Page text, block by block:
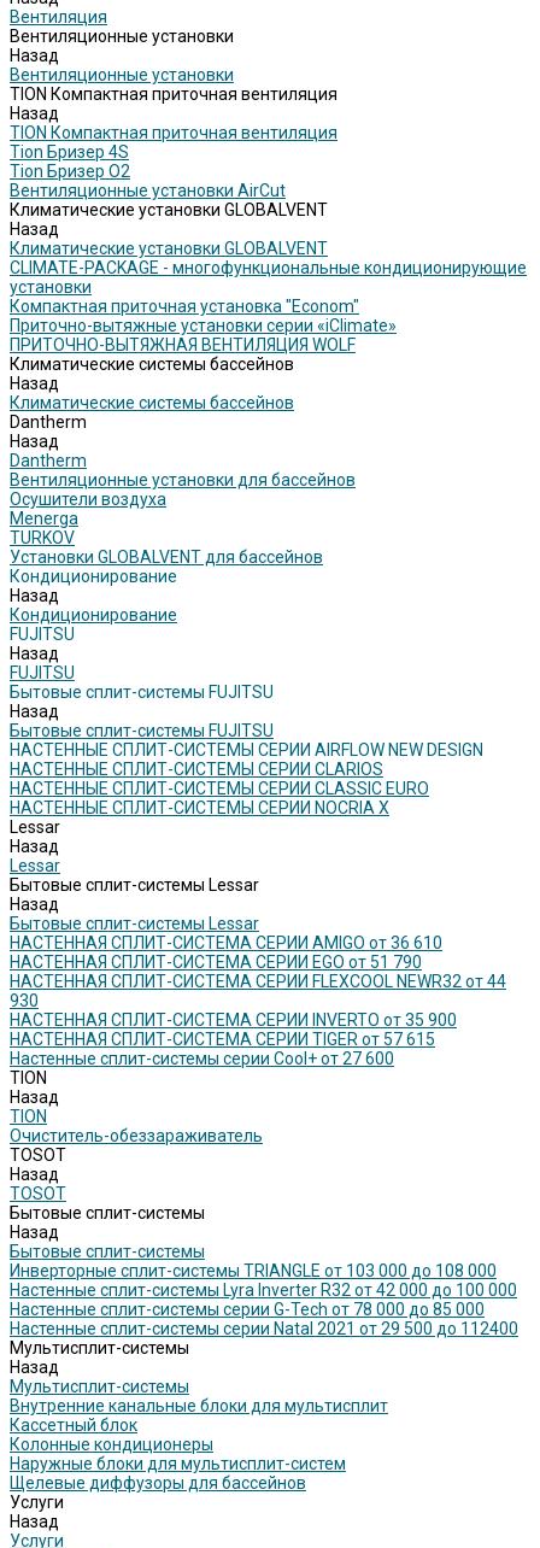
Вентиляция
Вентиляционные установки
Назад
Вентиляционные установки
TION Компактная приточная вентиляция
Назад
TION Компактная приточная вентиляция
Tion Бризер 4S
Tion Бризер O2
Вентиляционные установки AirCut
Климатические установки GLOBALVENT
Назад
Климатические установки GLOBALVENT
CLIMATE-PACKAGE - многофункциональные кондиционирующие
установки
Компактная приточная установка "Econom"
Приточно-вытяжные установки серии «iClimate»
ПРИТОЧНО-ВЫТЯЖНАЯ ВЕНТИЛЯЦИЯ WOLF
Климатические системы бассейнов
Назад
Климатические системы бассейнов
Dantherm
Назад
Dantherm
Вентиляционные установки для бассейнов
Осушители воздуха
Menerga
TURKOV
Установки GLOBALVENT для бассейнов
Кондиционирование
Назад
Кондиционирование
FUJITSU
Назад
FUJITSU
Бытовые сплит-системы FUJITSU
Назад
Бытовые сплит-системы FUJITSU
НАСТЕННЫЕ СПЛИТ-СИСТЕМЫ СЕРИИ AIRFLOW NEW DESIGN
НАСТЕННЫЕ СПЛИТ-СИСТЕМЫ СЕРИИ CLARIOS
НАСТЕННЫЕ СПЛИТ-СИСТЕМЫ СЕРИИ CLASSIC EURO
НАСТЕННЫЕ СПЛИТ-СИСТЕМЫ СЕРИИ NOCRIA X
Lessar
Назад
Lessar
Бытовые сплит-системы Lessar
Назад
Бытовые сплит-системы Lessar
НАСТЕННАЯ СПЛИТ-СИСТЕМА СЕРИИ AMIGO от 36 610
НАСТЕННАЯ СПЛИТ-СИСТЕМА СЕРИИ EGO от 51 790
НАСТЕННАЯ СПЛИТ-СИСТЕМА СЕРИИ FLEXCOOL NEWR32 от 44
930
НАСТЕННАЯ СПЛИТ-СИСТЕМА СЕРИИ INVERTO от 35 900
НАСТЕННАЯ СПЛИТ-СИСТЕМА СЕРИИ TIGER от 57 615
Настенные сплит-системы серии Cool+ от 27 600
TION
Назад
TION
Очиститель-обеззараживатель
TOSOT
Назад
TOSOT
Бытовые сплит-системы
Назад
Бытовые сплит-системы
Инверторные сплит-системы TRIANGLE от 103 000 до 108 000
Настенные сплит-системы Lyra Inverter R32 от 42 000 до 100 000
Настенные сплит-системы серии G-Tech от 78 000 до 85 000
Настенные сплит-системы серии Natal 2021 от 29 500 до 112400
Мультисплит-системы
Назад
Мультисплит-системы
Внутренние канальные блоки для мультисплит
Кассетный блок
Колонные кондиционеры
Наружные блоки для мультисплит-систем
Щелевые диффузоры для бассейнов
Услуги
Назад
Услуги